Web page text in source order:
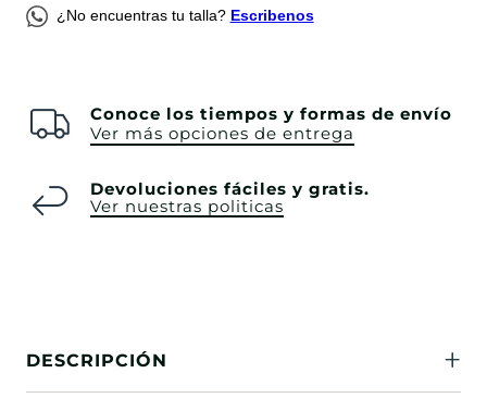
¿No encuentras tu talla? Escribenos
Conoce los tiempos y formas de envío
Ver más opciones de entrega
Devoluciones fáciles y gratis.
Ver nuestras politicas
DESCRIPCIÓN